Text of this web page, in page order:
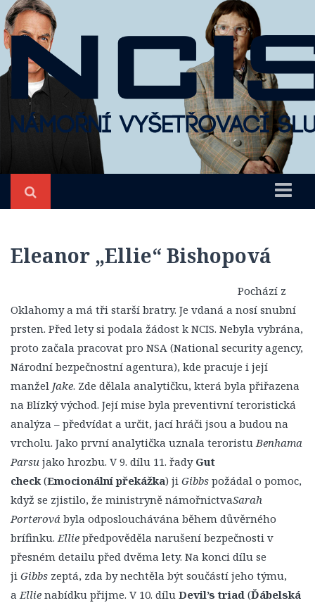
NCIS
1. Série
2. Série
3. Série
4. Série
5. Série
7. Série
8. Série
9. Série
10. Série
11. Série
12. Série
13. Série
Eleanor „Ellie“ Bishopová
Pochází z
Oklahomy a má tři starší bratry. Je vdaná a nosí snubní
prsten. Před lety si podala žádost k NCIS. Nebyla vybrána,
proto začala pracovat pro NSA (National security agency,
Národní bezpečnostní agentura), kde pracuje i její
manžel Jake. Zde dělala analytičku, která byla přiřazena
na Blízký východ. Její mise byla preventivní teroristická
analýza – předvídat a určit, jací hráči jsou a budou na
vrcholu. Jako první analytička uznala teroristuBenhama
Parsu jako hrozbu. V 9. dílu 11. řady Gut
check(Emocionální překážka) ji Gibbs požádal o pomoc,
když se zjistilo, že ministryně námořnictvaSarah
Porterová byla odposlouchávána během důvěrného
brífinku.Ellie předpověděla narušení bezpečnosti v
přesném detailu před dvěma lety. Na konci dílu se
ji Gibbs zeptá, zda by nechtěla být součástí jeho týmu,
aEllie nabídku přijme. V 10. dílu Devil’s triad (Ďábelská